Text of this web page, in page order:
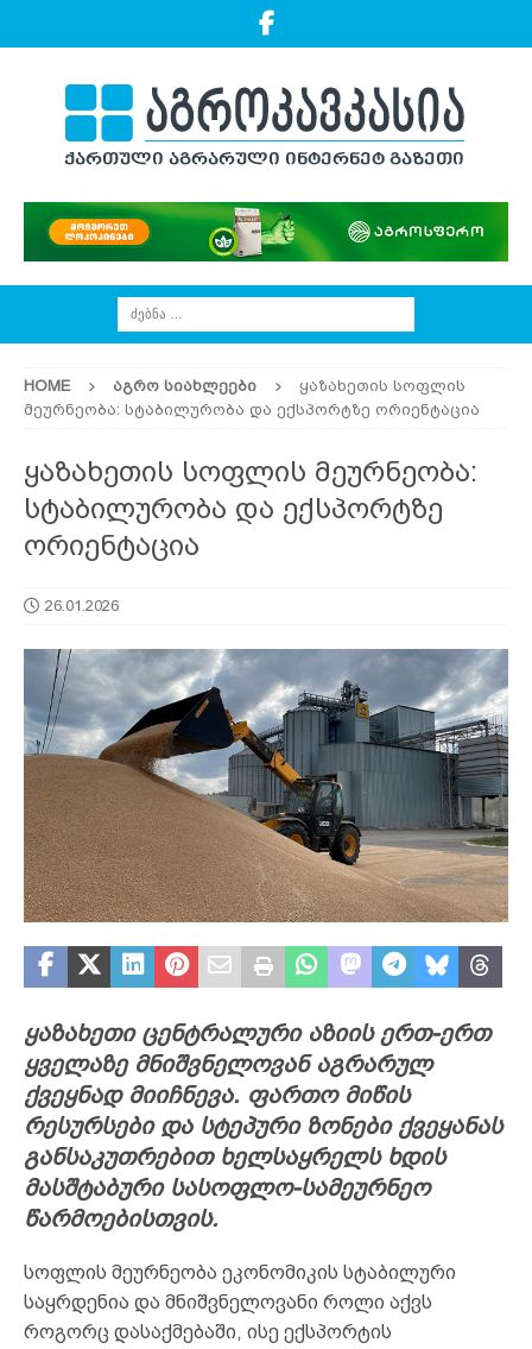
HOME ᲐᲒᲠᲝ ᲡᲘᲐᲮᲚᲔᲔᲑᲘ
ყაზახეთის სოფლის
მეურნეობა: სტაბილურობა და ექსპორტზე ორიენტაცია
ყაზახეთის სოფლის მეურნეობა:
სტაბილურობა და ექსპორტზე
ორიენტაცია
26.01.2026
ყაზახეთი ცენტრალური აზიის ერთ-ერთ
ყველაზე მნიშვნელოვან აგრარულ
ქვეყნად მიიჩნევა. ფართო მიწის
რესურსები და სტეპური ზონები ქვეყანას
განსაკუთრებით ხელსაყრელს ხდის
მასშტაბური სასოფლო-სამეურნეო
წარმოებისთვის.
სოფლის მეურნეობა ეკონომიკის სტაბილური
საყრდენია და მნიშვნელოვანი როლი აქვს
როგორც დასაქმებაში, ისე ექსპორტის